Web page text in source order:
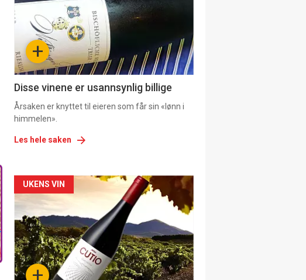
-
section
11
Dagens
rett
2
+
Disse vinene er usannsynlig billige
Årsaken er knyttet til eieren som får sin «lønn i
himmelen».
Les hele saken
Artikler
detail
-
section
UKENS VIN